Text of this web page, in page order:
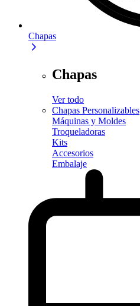
Chapas
Chapas
Ver todo
Chapas Personalizables
Máquinas y Moldes
Troqueladoras
Kits
Accesorios
Embalaje